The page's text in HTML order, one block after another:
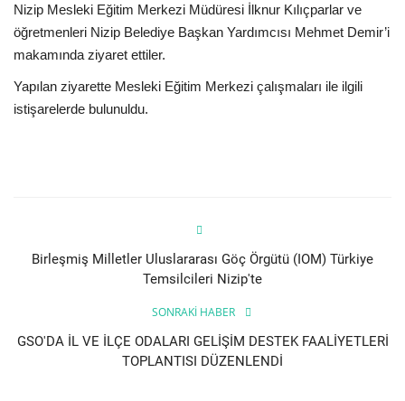
Resmiilan
Nizip Mesleki Eğitim Merkezi Müdüresi İlknur Kılıçparlar ve
öğretmenleri Nizip Belediye Başkan Yardımcısı Mehmet Demir’i
makamında ziyaret ettiler.
Yapılan ziyarette Mesleki Eğitim Merkezi çalışmaları ile ilgili
istişarelerde bulunuldu.
Birleşmiş Milletler Uluslararası Göç Örgütü (IOM) Türkiye
Temsilcileri Nizip'te
SONRAKI HABER
GSO'DA İL VE İLÇE ODALARI GELİŞİM DESTEK FAALİYETLERİ
TOPLANTISI DÜZENLENDİ